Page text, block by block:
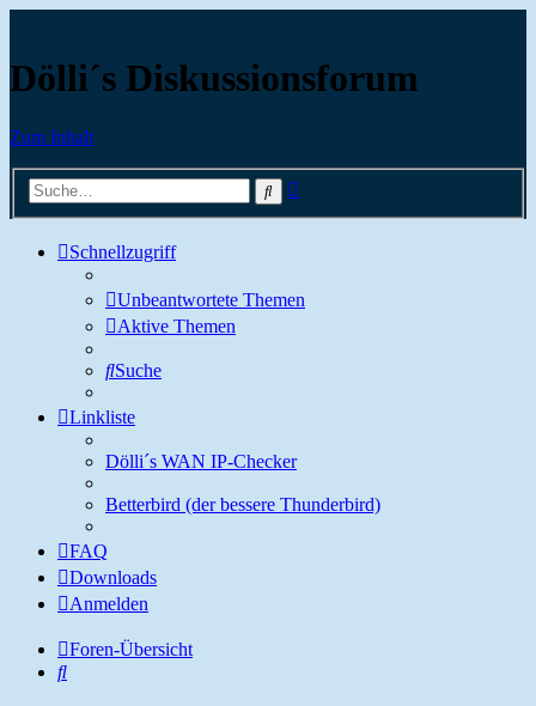
Dölli´s Diskussionsforum
Zum Inhalt
Suche
Schnellzugriff
Unbeantwortete Themen
Aktive Themen
Suche
Linkliste
Dölli´s WAN IP-Checker
Betterbird (der bessere Thunderbird)
FAQ
Downloads
Anmelden
Foren-Übersicht
Suche